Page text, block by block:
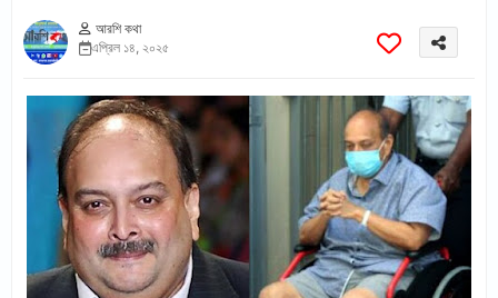
আরশি কথা
এপ্রিল ১৪, ২০২৫